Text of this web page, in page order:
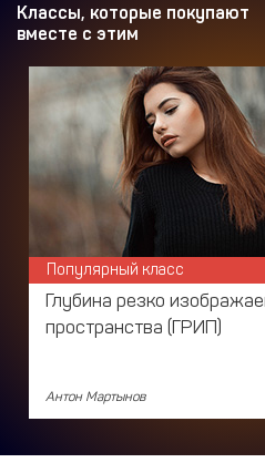
Классы, которые покупают
вместе с этим
Глубина резко
пространства (ГРИП)
Антон Мартынов
Популярный класс